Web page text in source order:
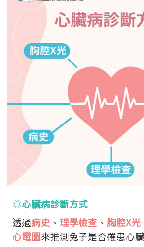
◎心臟病診斷方式
透過病史 、 理學檢查 、 胸腔X光
心電圖來推測兔子是否罹患心